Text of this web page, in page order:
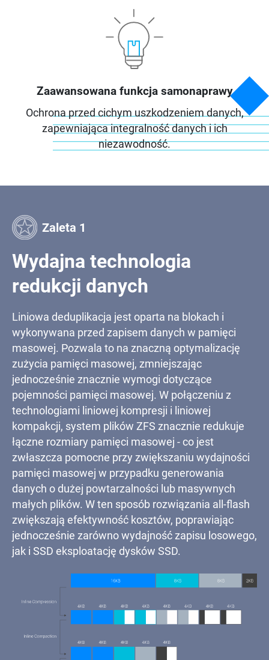
Zaawansowana funkcja samonaprawy
Ochrona przed cichym uszkodzeniem danych,
zapewniająca integralność danych i ich
niezawodność.
Zaleta 1
Wydajna technologia
redukcji danych
Liniowa deduplikacja jest oparta na blokach i
wykonywana przed zapisem danych w pamięci
masowej. Pozwala to na znaczną optymalizację
zużycia pamięci masowej, zmniejszając
jednocześnie znacznie wymogi dotyczące
pojemności pamięci masowej. W połączeniu z
technologiami liniowej kompresji i liniowej
kompakcji, system plików ZFS znacznie redukuje
łączne rozmiary pamięci masowej - co jest
zwłaszcza pomocne przy zwiększaniu wydajności
pamięci masowej w przypadku generowania
danych o dużej powtarzalności lub masywnych
małych plików. W ten sposób rozwiązania all-flash
zwiększają efektywność kosztów, poprawiając
jednocześnie zarówno wydajność zapisu losowego,
jak i SSD eksploatację dysków SSD.